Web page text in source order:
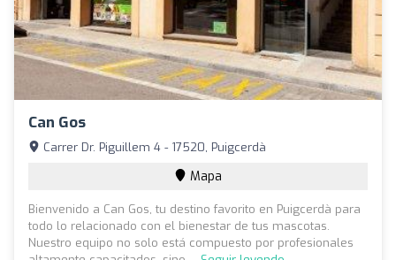
Can Gos
Carrer Dr. Piguillem 4 - 17520, Puigcerdà
Mapa
Bienvenido a Can Gos, tu destino favorito en Puigcerdà para
todo lo relacionado con el bienestar de tus mascotas.
Nuestro equipo no solo está compuesto por profesionales